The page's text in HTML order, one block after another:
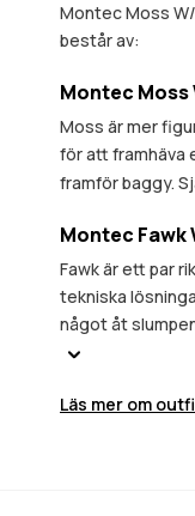
Montec Moss
består av:
Montec Moss
Moss är mer
för att framhäva
framför baggy.
Montec Fawk
Fawk är ett par
tekniska
något åt
Läs mer om